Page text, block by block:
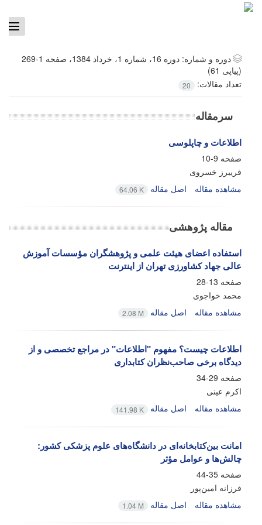
دوره و شماره:
دوره 16، شماره 1، خرداد 1384، صفحه 1-269
(پیاپی 61)
تعداد مقالات:
20
سرمقاله
اطلاعات و چاپلوسی
صفحه 9-10
فریبرز خسروی
مشاهده مقاله
اصل مقاله 64.06 K
مقاله پژوهشی
استفاده اعضای هیئت علمی و پژوهشگران مؤسسات آموزش
عالی جهاد کشاورزی تهران از اینترنت
صفحه 13-28
محمد خواجوی
مشاهده مقاله
اصل مقاله 2.08 M
اطلاعات چیست؟ مفهوم "اطلاعات" در مراجع تخصصی و از
دیدگاه برخی صاحب‌نظران کتابداری
صفحه 29-34
اکرم عینی
مشاهده مقاله
اصل مقاله 141.98 K
امانت بین‌کتابخانه‌ای در دانشگاه‌های علوم پزشکی کشور:
چالش‌ها و عوامل مؤثر
صفحه 35-44
فرزانه امین‌پور
مشاهده مقاله
اصل مقاله 1.04 M